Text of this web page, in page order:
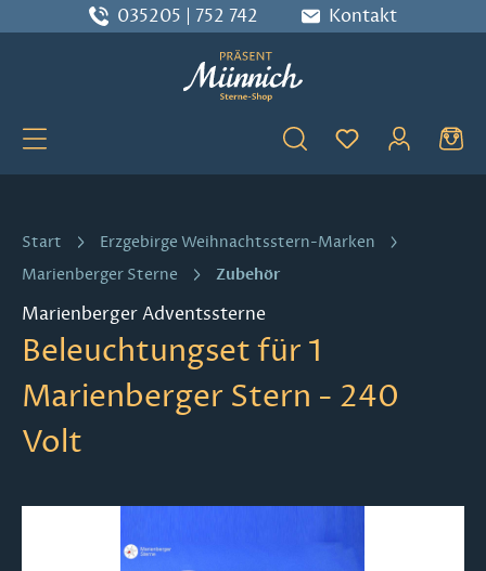
Zum Hauptinhalt springen
035205 | 752 742 Kontakt
Du hast 0
Start
Erzgebirge Weihnachtsstern-Marken
Marienberger Sterne
Zubehör
Marienberger Adventssterne
Beleuchtungset für 1
Marienberger Stern - 240
Volt